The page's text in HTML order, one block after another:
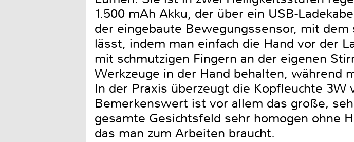
1.500 mAh Akku, der über ein USB-
der eingebaute Bewegungssensor, mit dem
lässt, indem man einfach die Hand vor der
mit schmutzigen Fingern an der eigenen
Werkzeuge in der Hand behalten, während
In der Praxis überzeugt die Kopfleuchte 3W
Bemerkenswert ist vor allem das große,
gesamte Gesichtsfeld sehr homogen ohne
das man zum Arbeiten braucht.